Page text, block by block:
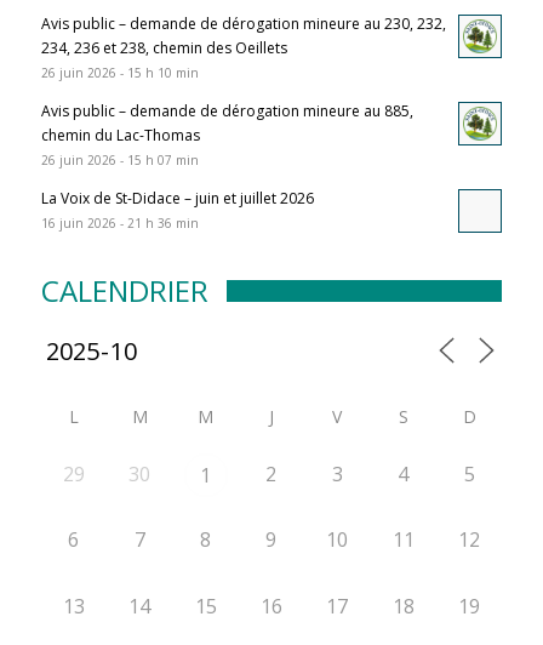
Avis public – demande de dérogation mineure au 230, 232,
234, 236 et 238, chemin des Oeillets
26 juin 2026 - 15 h 10 min
Avis public – demande de dérogation mineure au 885,
chemin du Lac-Thomas
26 juin 2026 - 15 h 07 min
La Voix de St-Didace – juin et juillet 2026
16 juin 2026 - 21 h 36 min
CALENDRIER
L M M J V S D
29 30 1 2 3 4 5
6 7 8 9 10 11 12
13 14 15 16 17 18 19